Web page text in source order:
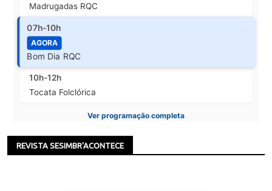
Madrugadas RQC
07h-10h
AGORA
Bom Dia RQC
10h-12h
Tocata Folclórica
Ver programação completa
REVISTA SESIMBR'ACONTECE